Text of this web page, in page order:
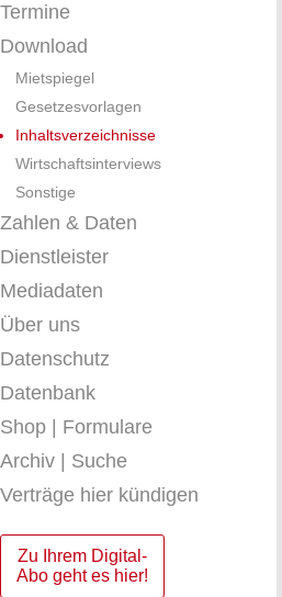
Termine
Download
Mietspiegel
Gesetzesvorlagen
Inhaltsverzeichnisse
Wirtschaftsinterviews
Sonstige
Zahlen & Daten
Dienstleister
Mediadaten
Über uns
Datenschutz
Datenbank
Shop | Formulare
Archiv | Suche
Verträge hier kündigen
Zu Ihrem Digital-
Abo geht es hier!